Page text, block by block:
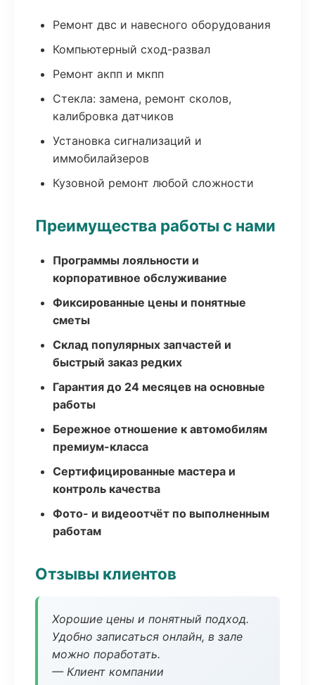
Ремонт двс и навесного оборудования
Компьютерный сход-развал
Ремонт акпп и мкпп
Стекла: замена, ремонт сколов,
калибровка датчиков
Установка сигнализаций и
иммобилайзеров
Кузовной ремонт любой сложности
Преимущества работы с нами
Программы лояльности и
корпоративное обслуживание
Фиксированные цены и понятные
сметы
Склад популярных запчастей и
быстрый заказ редких
Гарантия до 24 месяцев на основные
работы
Бережное отношение к автомобилям
премиум-класса
Сертифицированные мастера и
контроль качества
Фото- и видеоотчёт по выполненным
работам
Отзывы клиентов
Хорошие цены и понятный подход.
Удобно записаться онлайн, в зале
можно поработать.
— Клиент компании